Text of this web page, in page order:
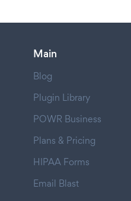
Main
Blog
Plugin Library
POWR Business
Plans & Pricing
HIPAA Forms
Email Blast